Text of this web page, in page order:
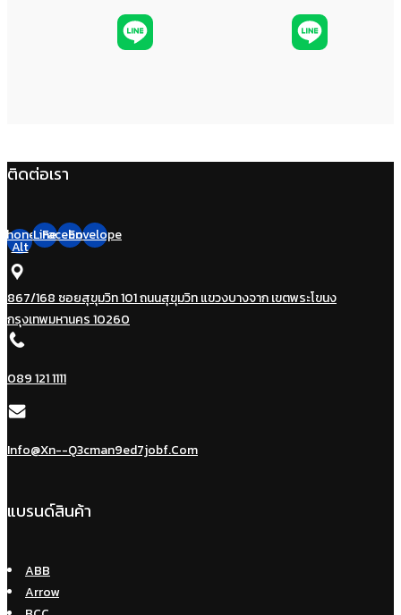
ติดต่อเรา
Alt
Line
Facebook
Envelope
867/168 ซอยสุขุมวิท 101 ถนนสุขุมวิท แขวงบางจาก เขตพระโขนง
กรุงเทพมหานคร 10260
089 121 1111
Info@xn--q3cman9ed7jobf.com
แบรนด์สินค้า
ABB
Arrow